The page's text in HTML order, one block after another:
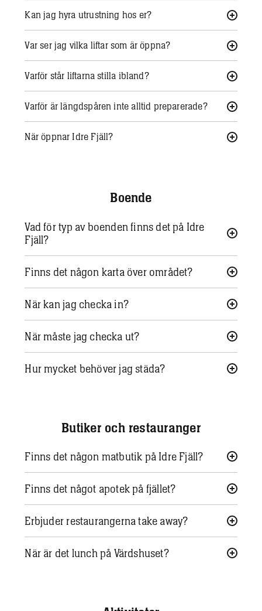
Kan jag hyra utrustning hos er?
Var ser jag vilka liftar som är öppna?
Varför står liftarna stilla ibland?
Varför är längdspåren inte alltid preparerade?
När öppnar Idre Fjäll?
Boende
Vad för typ av boenden finns det på Idre
Fjäll?
Finns det någon karta över området?
När kan jag checka in?
När måste jag checka ut?
Hur mycket behöver jag städa?
Butiker och restauranger
Finns det någon matbutik på Idre Fjäll?
Finns det något apotek på fjället?
Erbjuder restaurangerna take away?
När är det lunch på Värdshuset?